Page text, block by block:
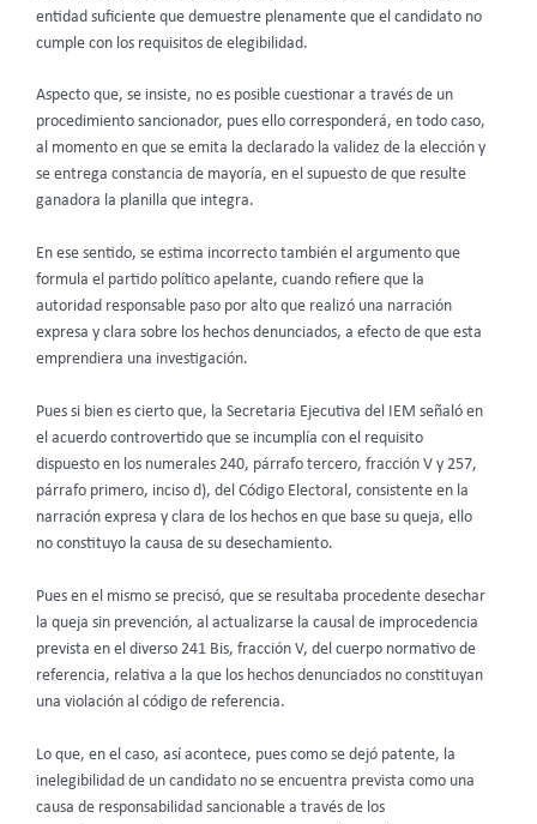
entidad suficiente que demuestre plenamente que el candidato no
cumple con los requisitos de elegibilidad.
Aspecto que, se insiste, no es posible cuestionar a través de un
procedimiento sancionador, pues ello corresponderá, en todo caso,
al momento en que se emita la declarado la validez de la elección y
se entrega constancia de mayoría, en el supuesto de que resulte
ganadora la planilla que integra.
En ese sentido, se estima incorrecto también el argumento que
formula el partido político apelante, cuando refiere que la
autoridad responsable paso por alto que realizó una narración
expresa y clara sobre los hechos denunciados, a efecto de que esta
emprendiera una investigación.
Pues si bien es cierto que, la Secretaria Ejecutiva del IEM señaló en
el acuerdo controvertido que se incumplía con el requisito
dispuesto en los numerales 240, párrafo tercero, fracción V y 257,
párrafo primero, inciso d), del Código Electoral, consistente en la
narración expresa y clara de los hechos en que base su queja, ello
no constituyo la causa de su desechamiento.
Pues en el mismo se precisó, que se resultaba procedente desechar
la queja sin prevención, al actualizarse la causal de improcedencia
prevista en el diverso 241 Bis, fracción V, del cuerpo normativo de
referencia, relativa a la que los hechos denunciados no constituyan
una violación al código de referencia.
Lo que, en el caso, así acontece, pues como se dejó patente, la
inelegibilidad de un candidato no se encuentra prevista como una
causa de responsabilidad sancionable a través de los